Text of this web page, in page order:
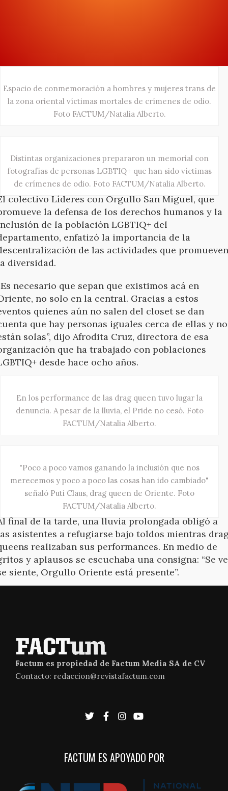
Espacio de conmemoración a hombres y mujeres trans de
la zona oriental víctimas mortales de crímenes de odio.
Foto FACTUM/Natalia Alberto.
Distintas organizaciones prepararon un memorial con
fotografías de personas LGBTIQ+ que han sido víctimas
de crímenes de odio. Foto FACTUM/Natalia Alberto.
colectivo Líderes con Orgullo San Miguel, que
la defensa de los derechos humanos y la
de la población LGBTIQ+ del
enfatizó la importancia de la
de las actividades que promueven
diversidad.
necesario que sepan que existimos acá en
no solo en la central. Gracias a estos
quienes aún no salen del closet se dan
que hay personas iguales cerca de ellas y no
solas”, dijo Afrodita Cruz, directora de esa
que ha trabajado con poblaciones
desde hace ocho años.
En los performance de las drag queen tuvo lugar la
denuncia. A pesar de la lluvia, el Pride no cesó. Foto
FACTUM/Natalia Alberto.
"Poco a poco vamos ganando la inclusión que nos
merecemos y poco a poco las cosas han ido cambiado"
señaló Puti Claus, drag queen de Oriente. Foto
FACTUM/Natalia Alberto.
final de la tarde, una lluvia prolongada obligó a
asistentes a refugiarse bajo toldos mientras
realizaban sus performances. En medio de
y aplausos se escuchaba una consigna: “Se
siente, Orgullo Oriente está presente”.
Factum es propiedad de Factum Media SA de CV
Contacto: redaccion@revistafactum.com
FACTUM ES APOYADO POR